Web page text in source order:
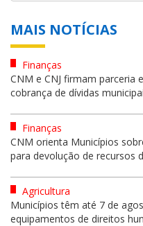
MAIS NOTÍCIAS
Finanças
CNM e CNJ firmam
cobrança de dívidas
Finanças
CNM orienta Municípios
para devolução de recursos
Agricultura
Municípios têm até 7 de
equipamentos de direitos